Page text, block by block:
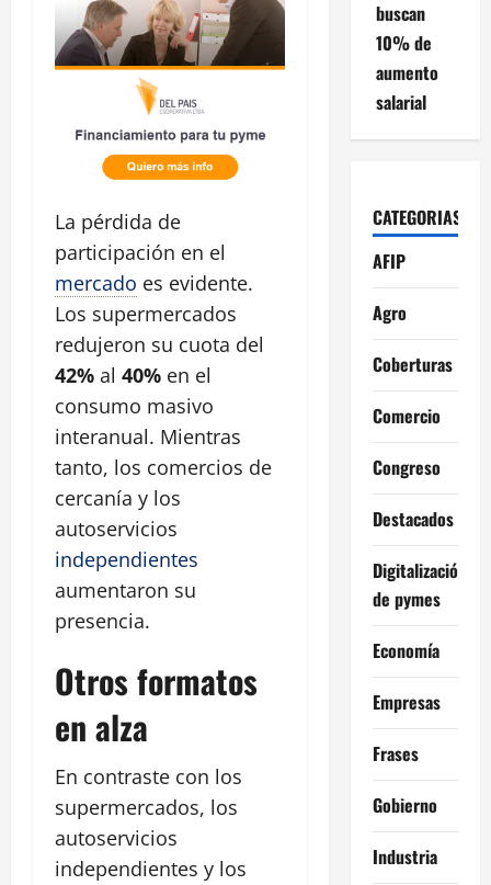
La pérdida de
participación en el
mercado es evidente.
Los supermercados
redujeron su cuota del
42% al 40% en el
consumo masivo
interanual. Mientras
tanto, los comercios de
cercanía y los
autoservicios
independientes
aumentaron su
presencia.
Otros formatos
en alza
En contraste con los
supermercados, los
autoservicios
independientes y los
buscan
10% de
aumento
salarial
CATEGORIAS
AFIP
Agro
Coberturas
Comercio
Congreso
Destacados
Digitalización
de pymes
Economía
Empresas
Frases
Gobierno
Industria